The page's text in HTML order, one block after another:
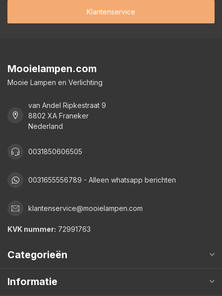
Klantenservice
Mooielampen.com
Mooie Lampen en Verlichting
van Andel Ripkestraat 9
8802 XA Franeker
Nederland
0031850606505
0031655556789 - Alleen whatsapp berichten
klantenservice@mooielampen.com
KVK nummer: 72991763
Categorieën
Informatie